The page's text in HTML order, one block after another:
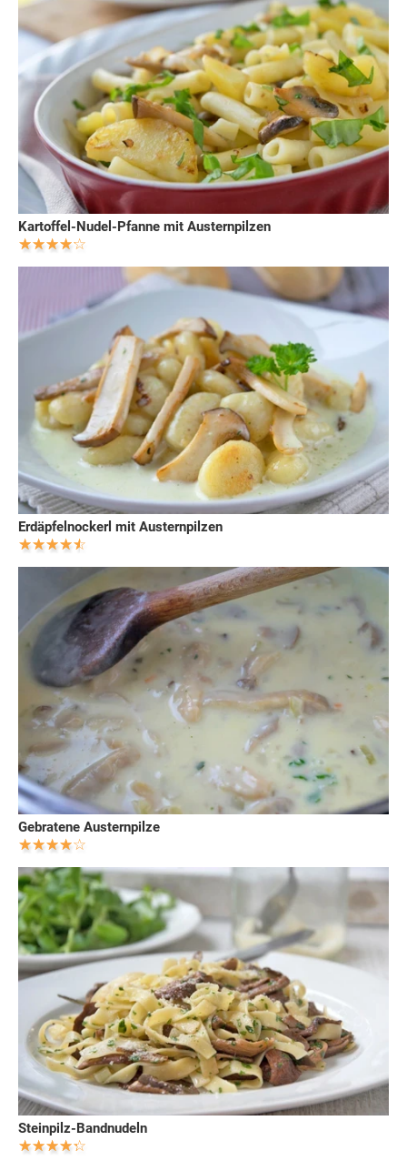
Kartoffel-Nudel-Pfanne mit Austernpilzen
Erdäpfelnockerl mit Austernpilzen
Gebratene Austernpilze
Steinpilz-Bandnudeln